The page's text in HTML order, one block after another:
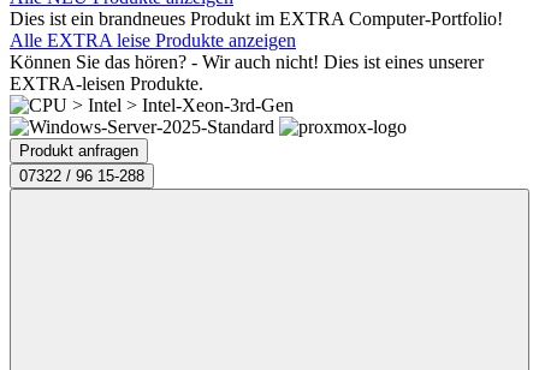
Dies ist ein brandneues Produkt im EXTRA Computer-Portfolio!
Alle EXTRA leise Produkte anzeigen
Können Sie das hören? - Wir auch nicht! Dies ist eines unserer
EXTRA-leisen Produkte.
Produkt anfragen
07322 / 96 15-288